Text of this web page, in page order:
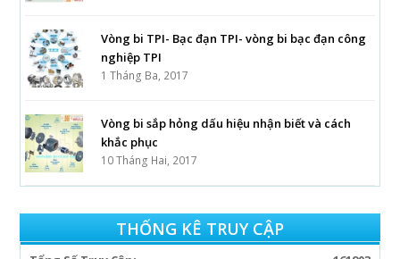
Vòng bi TPI- Bạc đạn TPI- vòng bi bạc đạn công
nghiệp TPI
1 Tháng Ba, 2017
Vòng bi sắp hỏng dấu hiệu nhận biết và cách
khắc phục
10 Tháng Hai, 2017
THỐNG KÊ TRUY CẬP